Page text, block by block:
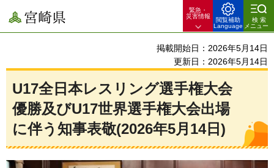
宮崎県
緊急・
災害情報
閲覧補助
Language
検索
メニュー
掲載開始日：2026年5月14日
更新日：2026年5月14日
U17全日本レスリング選手権大会
優勝及びU17世界選手権大会出場
に伴う知事表敬(2026年5月14日)